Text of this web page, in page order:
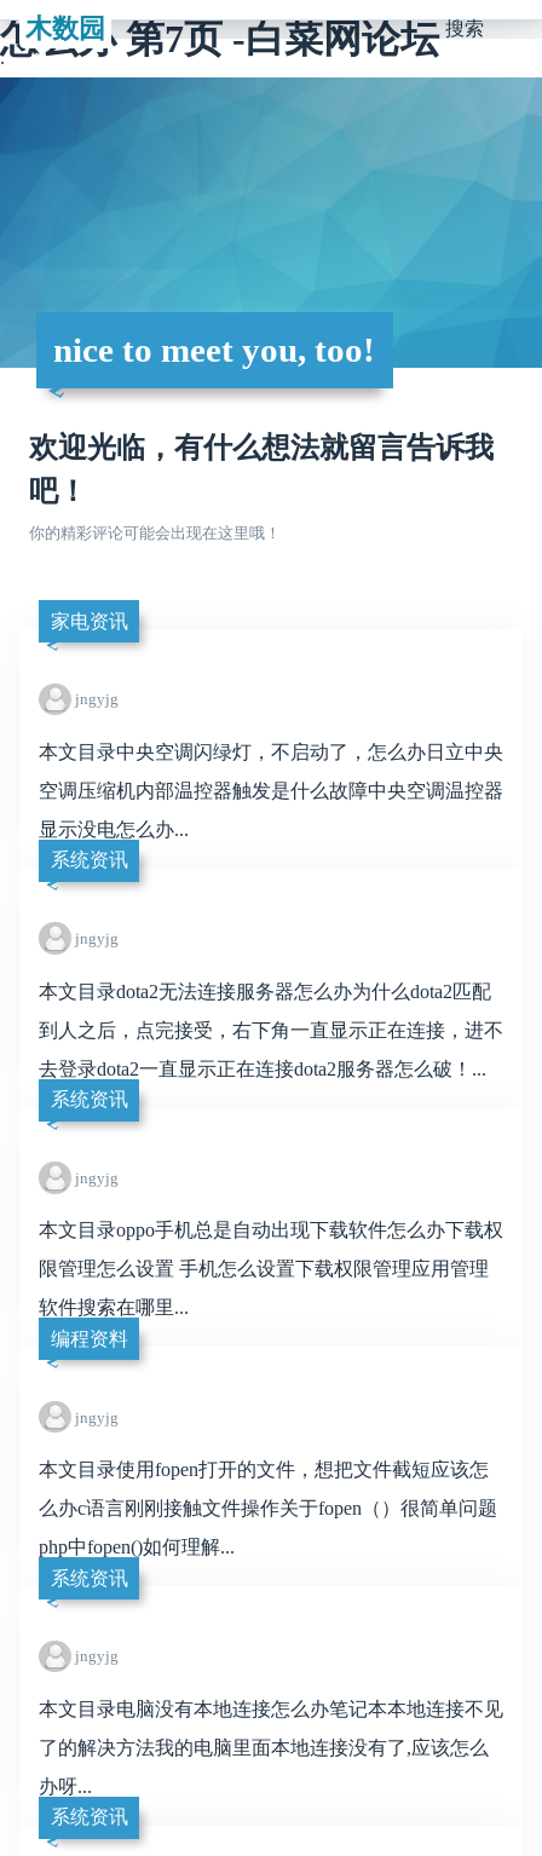
怎么办 第7页 -白菜网论坛
木数园 搜索
nice to meet you, too!
欢迎光临，有什么想法就留言告诉我
吧！
你的精彩评论可能会出现在这里哦！
家电资讯
jngyjg
本文目录中央空调闪绿灯，不启动了，怎么办日立中央
空调压缩机内部温控器触发是什么故障中央空调温控器
显示没电怎么办...
系统资讯
jngyjg
本文目录dota2无法连接服务器怎么办为什么dota2匹配
到人之后，点完接受，右下角一直显示正在连接，进不
去登录dota2一直显示正在连接dota2服务器怎么破！...
系统资讯
jngyjg
本文目录oppo手机总是自动出现下载软件怎么办下载权
限管理怎么设置 手机怎么设置下载权限管理应用管理
软件搜索在哪里...
编程资料
jngyjg
本文目录使用fopen打开的文件，想把文件截短应该怎
么办c语言刚刚接触文件操作关于fopen（）很简单问题
php中fopen()如何理解...
系统资讯
jngyjg
本文目录电脑没有本地连接怎么办笔记本本地连接不见
了的解决方法我的电脑里面本地连接没有了,应该怎么
办呀...
系统资讯